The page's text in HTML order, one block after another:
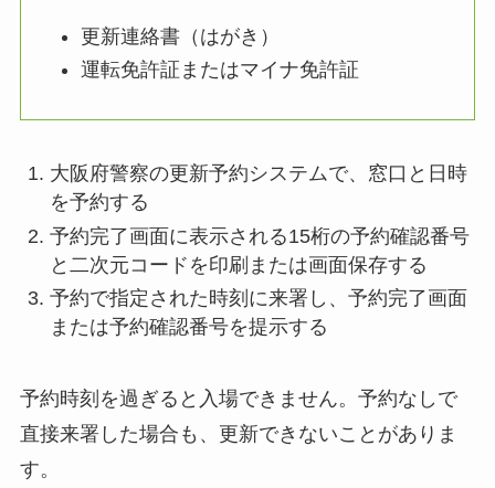
更新連絡書（はがき）
運転免許証またはマイナ免許証
大阪府警察の更新予約システムで、窓口と日時
を予約する
予約完了画面に表示される15桁の予約確認番号
と二次元コードを印刷または画面保存する
予約で指定された時刻に来署し、予約完了画面
または予約確認番号を提示する
予約時刻を過ぎると入場できません。予約なしで
直接来署した場合も、更新できないことがありま
す。